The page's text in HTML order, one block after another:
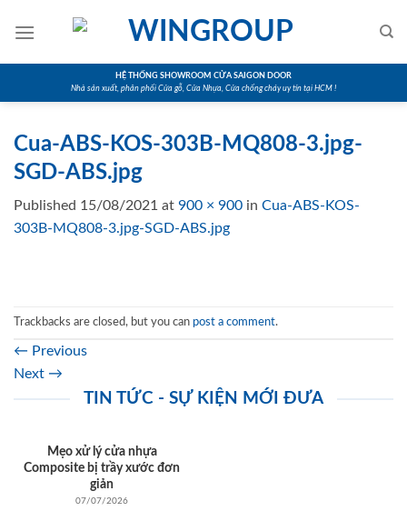
HỆ THỐNG SHOWROOM CỬA SAIGON DOOR
Nhà sản xuất, phân phối Cửa gỗ, Cửa Nhựa, Cửa chống cháy uy tín tại HCM !
Cua-ABS-KOS-303B-MQ808-3.jpg-
SGD-ABS.jpg
Published 15/08/2021 at 900 × 900 in Cua-ABS-KOS-
303B-MQ808-3.jpg-SGD-ABS.jpg
Trackbacks are closed, but you can post a comment.
← Previous
Next →
TIN TỨC - SỰ KIỆN MỚI ĐƯA
Mẹo xử lý cửa nhựa
Composite bị trầy xước đơn
giản
07/07/2026